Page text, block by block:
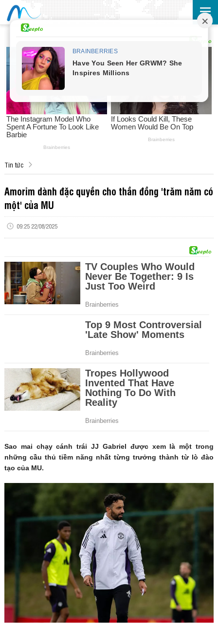
Tin tức
Amorim dành đặc quyền cho thần đồng 'trăm năm có
một' của MU
09:25 22/08/2025
Sao mai chạy cánh trái JJ Gabriel được xem là một trong
những cầu thủ tiềm năng nhất từng trưởng thành từ lò đào
tạo của MU.